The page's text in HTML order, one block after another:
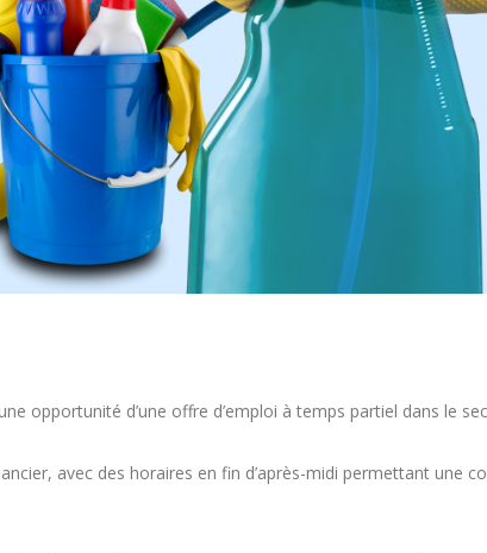
opportunité d’une offre d’emploi à temps partiel dans le
avec des horaires en fin d’après-midi permettant une